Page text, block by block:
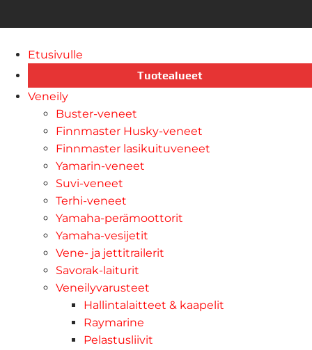
Etusivulle
Tuotealueet
Veneily
Buster-veneet
Finnmaster Husky-veneet
Finnmaster lasikuituveneet
Yamarin-veneet
Suvi-veneet
Terhi-veneet
Yamaha-perämoottorit
Yamaha-vesijetit
Vene- ja jettitrailerit
Savorak-laiturit
Veneilyvarusteet
Hallintalaitteet & kaapelit
Raymarine
Pelastusliivit